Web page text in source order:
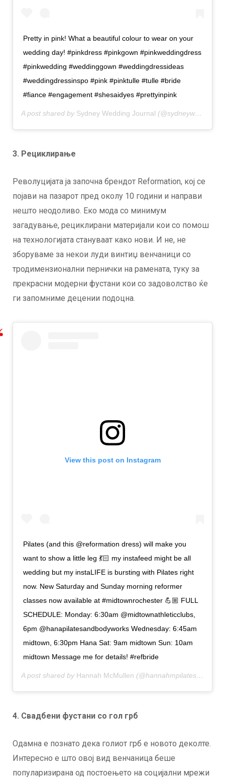
Pretty in pink! What a beautiful colour to wear on your
wedding day! #pinkdress #pinkgown #pinkweddingdress
#pinkwedding #weddinggown #weddingdressideas
#weddingdressinspo #pink #pinktulle #tulle #bride
#fiance #engagement #shesaidyes #prettyinpink
A post shared by Sydney Wedding Journal (@sydneyweddingjournal) on
3. Рециклирање
Револуцијата ја започна брендот Reformation, кој се
појави на пазарот пред околу 10 години и направи
нешто неодоливо. Еко мода со минимум
загадување, рециклирани материјали кои со помош
на технологијата стануваат како нови. И не, не
зборуваме за некои луди винтиџ венчаници со
тродимензионални пернички на рамената, туку за
прекрасни модерни фустани кои со задоволство ќе
ги запомниме децении подоцна.
View this post on Instagram
Pilates (and this @reformation dress) will make you
want to show a little leg 💃🏻 my instafeed might be all
wedding but my instaLIFE is bursting with Pilates right
now. New Saturday and Sunday morning reformer
classes now available at #midtownrochester 💪🏼 FULL
SCHEDULE: Monday: 6:30am @midtownathleticclubs,
6pm @hanapilatesandbodyworks Wednesday: 6:45am
midtown, 6:30pm Hana Sat: 9am midtown Sun: 10am
midtown Message me for details! #refbride
A post shared by Hannah McMullen (@hannahmpilates) on
4. Свадбени фустани со гол грб
Одамна е познато дека голиот грб е новото деколте.
Интересно е што овој вид венчаница беше
популаризирана од постоењето на социјални мрежи